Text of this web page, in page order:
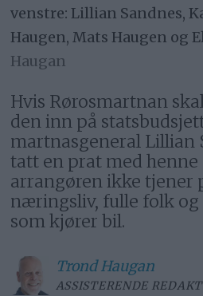
venstre: Lillian Sandnes,
Haugen, Mats Haugen og
Haugan
Hvis Rørosmartnan
den inn på
martnasgeneral Lillian
tatt en prat med
arrangøren ikke tjener
næringsliv, fulle folk og
som kjører bil.
Trond Haugan
ASSISTERENDE